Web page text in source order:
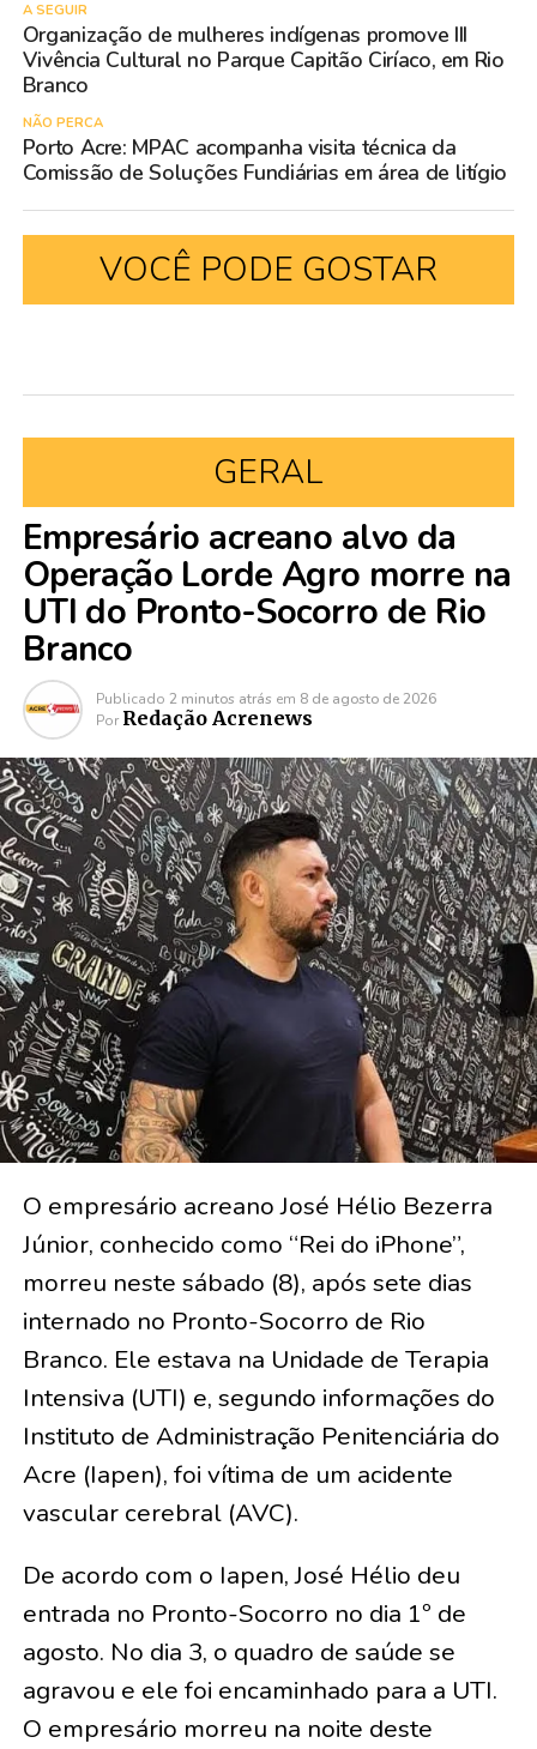
A SEGUIR
Organização de mulheres indígenas promove III
Vivência Cultural no Parque Capitão Ciríaco, em Rio
Branco
NÃO PERCA
Porto Acre: MPAC acompanha visita técnica da
Comissão de Soluções Fundiárias em área de litígio
VOCÊ PODE GOSTAR
GERAL
Empresário acreano alvo da
Operação Lorde Agro morre na
UTI do Pronto-Socorro de Rio
Branco
Publicado 2 minutos atrás em 8 de agosto de 2026
Por Redação Acrenews
O empresário acreano José Hélio Bezerra
Júnior, conhecido como “Rei do iPhone”,
morreu neste sábado (8), após sete dias
internado no Pronto-Socorro de Rio
Branco. Ele estava na Unidade de Terapia
Intensiva (UTI) e, segundo informações do
Instituto de Administração Penitenciária do
Acre (Iapen), foi vítima de um acidente
vascular cerebral (AVC).
De acordo com o Iapen, José Hélio deu
entrada no Pronto-Socorro no dia 1º de
agosto. No dia 3, o quadro de saúde se
agravou e ele foi encaminhado para a UTI.
O empresário morreu na noite deste